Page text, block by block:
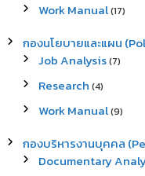
Work Manual(17)
กองนโยบายและแผน
Job Analysis(7)
Research (4)
Work Manual(9)
กองบริหารงานบุคคล
Documentary